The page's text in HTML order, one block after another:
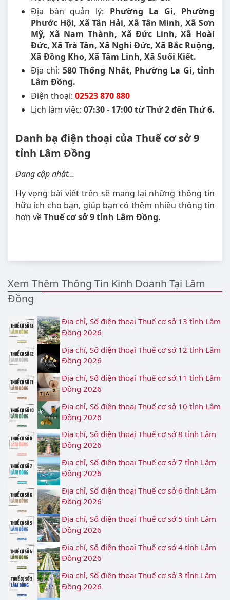
Địa bàn quản lý: Phường La Gi, Phường
Phước Hội, Xã Tân Hải, Xã Tân Minh, Xã Sơn
Mỹ, Xã Nam Thành, Xã Đức Linh, Xã Hoài
Đức, Xã Trà Tân, Xã Nghi Đức, Xã Bắc Ruộng,
Xã Đồng Kho, Xã Tâm Linh, Xã Suối Kiết.
Địa chỉ: 580 Thống Nhất, Phường La Gi, tỉnh
Lâm Đồng.
Điện thoại: 02523 870 880
Lịch làm việc: 07:30 - 17:00 từ Thứ 2 đến Thứ 6.
Danh bạ điện thoại của Thuế cơ sở 9
tỉnh Lâm Đồng
Đang cập nhật…
Hy vọng bài viết trên sẽ mang lại những thông tin
hữu ích cho bạn, giúp bạn có thêm nhiều thông tin
hơn vềThuế cơ sở 9 tỉnh Lâm Đồng.
Xem Thêm Thông Tin Kinh Doanh Tại Lâm
Đồng
Địa chỉ, Số điện thoại Thuế cơ sở 13 tỉnh Lâm
Đồng 2026
Địa chỉ, Số điện thoại Thuế cơ sở 12 tỉnh Lâm
Đồng 2026
Địa chỉ, Số điện thoại Thuế cơ sở 11 tỉnh Lâm
Đồng 2026
Địa chỉ, Số điện thoại Thuế cơ sở 10 tỉnh Lâm
Đồng 2026
Địa chỉ, Số điện thoại Thuế cơ sở 8 tỉnh Lâm
Đồng 2026
Địa chỉ, Số điện thoại Thuế cơ sở 7 tỉnh Lâm
Đồng 2026
Địa chỉ, Số điện thoại Thuế cơ sở 6 tỉnh Lâm
Đồng 2026
Địa chỉ, Số điện thoại Thuế cơ sở 5 tỉnh Lâm
Đồng 2026
Địa chỉ, Số điện thoại Thuế cơ sở 4 tỉnh Lâm
Đồng 2026
Địa chỉ, Số điện thoại Thuế cơ sở 3 tỉnh Lâm
Đồng 2026